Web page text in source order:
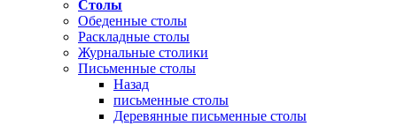
Столы
Обеденные столы
Раскладные столы
Журнальные столики
Письменные столы
Назад
письменные столы
Деревянные письменные столы